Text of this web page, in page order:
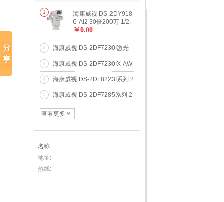
海康威视 DS-2DY918
6-AI2 30倍200万 1/2.
8" ICR红外一体化网络
￥0.00
1
海康威视 DS-2DF7230I激光
球机系列 200 万像素激光红外
网络高清高速智能球机
2
海康威视 DS-2DF7230IX-AW
系列 200 万像素激光红外网络
高清高速雨刷智能球机
3
海康威视 DS-2DF8223I系列 2
00 万像素星光级红外网络高
清高速智能球机
4
海康威视 DS-2DF7285系列 2
00 万像素红外网络高清高速
智能球机
5
查看更多
名称:
地址:
热线: